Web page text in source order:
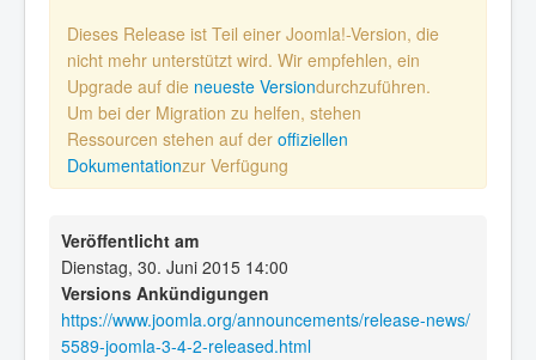
Dieses Release ist Teil einer Joomla!-Version, die
nicht mehr unterstützt wird. Wir empfehlen, ein
Upgrade auf die neueste Versiondurchzuführen.
Um bei der Migration zu helfen, stehen
Ressourcen stehen auf der offiziellen
Dokumentationzur Verfügung
Veröffentlicht am
Dienstag, 30. Juni 2015 14:00
Versions Ankündigungen
https://www.joomla.org/announcements/release-news/
5589-joomla-3-4-2-released.html